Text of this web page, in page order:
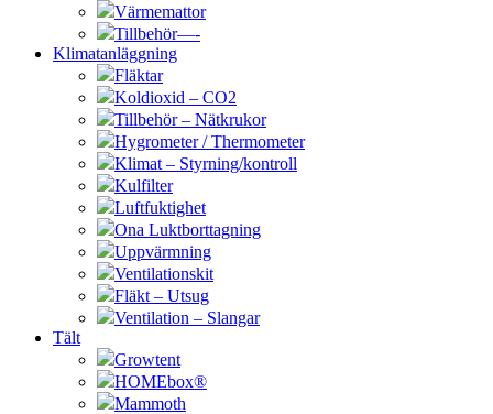
Värmemattor
Tillbehör—-
Klimatanläggning
Fläktar
Koldioxid – CO2
Tillbehör – Nätkrukor
Hygrometer / Thermometer
Klimat – Styrning/kontroll
Kulfilter
Luftfuktighet
Ona Luktborttagning
Uppvärmning
Ventilationskit
Fläkt – Utsug
Ventilation – Slangar
Tält
Growtent
HOMEbox®
Mammoth